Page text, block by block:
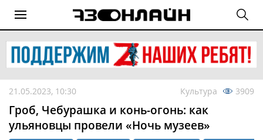
21.05.2023, 10:30 Культура 3909
Гроб, Чебурашка и конь-огонь: как
ульяновцы провели «Ночь музеев»